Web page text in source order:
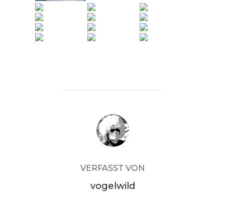
BEITRAGSAUTOR
VERFASST VON
vogelwild